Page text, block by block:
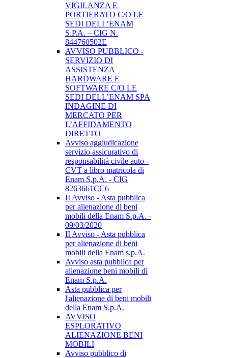
VIGILANZA E
PORTIERATO C/O LE
SEDI DELL’ENAM
S.P.A. – CIG N.
844760502E
AVVISO PUBBLICO -
SERVIZIO DI
ASSISTENZA
HARDWARE E
SOFTWARE C/O LE
SEDI DELL’ENAM SPA
INDAGINE DI
MERCATO PER
L’AFFIDAMENTO
DIRETTO
Avviso aggiudicazione
servizio assicurativo di
responsabilità civile auto -
CVT a libro matricola di
Enam S.p.A. - CIG
8263661CC6
II Avviso - Asta pubblica
per alienazione di beni
mobili della Enam S.p.A. -
09/03/2020
II Avviso - Asta pubblica
per alienazione di beni
mobili della Enam s.p.A.
Avviso asta pubblica per
alienazione beni mobili di
Enam S.p.A.
Asta pubblica per
l'alienazione di beni mobili
della Enam S.p.A.
AVVISO
ESPLORATIVO
ALIENAZIONE BENI
MOBILI
Avviso pubblico di